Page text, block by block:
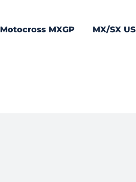
Motocross MXGP MX/SX US